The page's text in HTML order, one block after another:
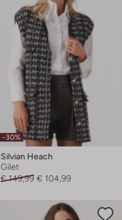
-30%
Silvian Heach
Gilet
€ 149,99 € 104,99